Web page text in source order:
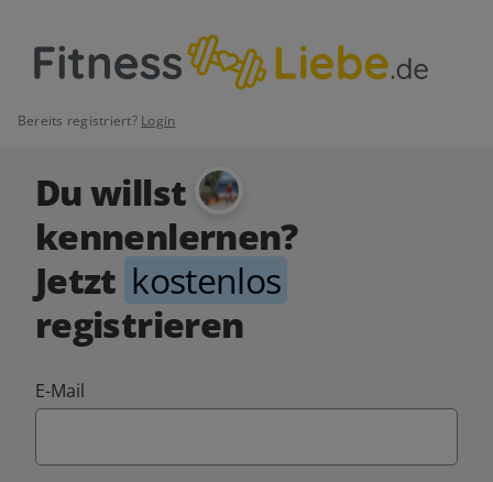
Bereits registriert? Login
Du willst
kennenlernen?
Jetzt kostenlos
registrieren
E-Mail